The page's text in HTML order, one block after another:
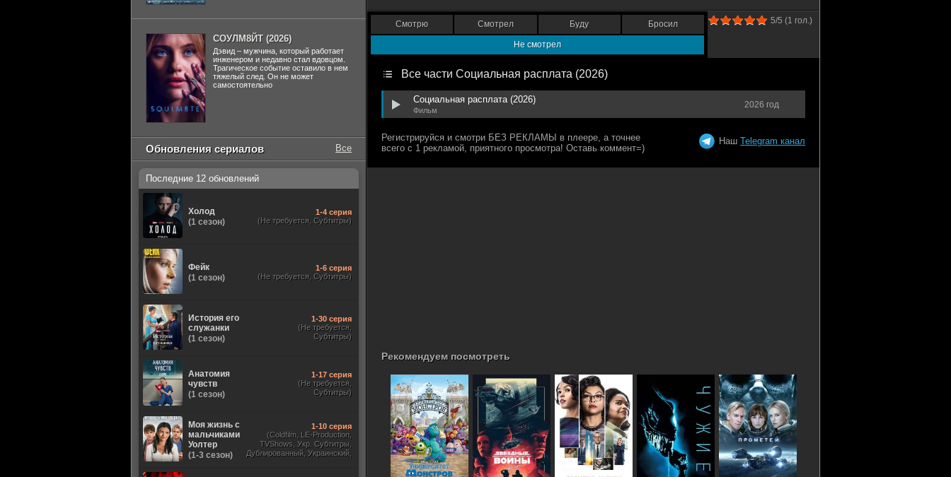
5/5 (1 гол.)
Смотрю Смотрел Буду Бросил
Не смотрел
Все части Социальная расплата (2026)
Социальная расплата (2026)
Фильм
2026 год
Наш Telegram канал
Рекомендуем посмотреть
СОУЛМ8ЙТ (2026)
Дэвид – мужчина, который работает
инженером и недавно стал вдовцом.
Трагическое событие оставило в нем
тяжелый след. Он не может
самостоятельно
Обновления сериалов Все
Последние 12 обновлений
Холод
(1 сезон)
1-4 серия
(Не требуется, Субтитры)
Фейк
(1 сезон)
1-6 серия
(Не требуется, Субтитры)
История его
служанки
(1 сезон)
1-30 серия
(Не требуется,
Субтитры)
Анатомия
чувств
(1 сезон)
1-17 серия
(Не требуется,
Субтитры)
Моя жизнь с
мальчиками
Уолтер
(1-3 сезон)
1-10 серия
(Coldfilm, LE-Production,
TVShows, Укр. Субтитры,
Дублированный, Украинский,